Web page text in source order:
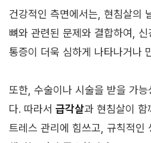
건강적인 측면에서는, 현침살의
뼈와 관련된 문제와 결합하여,
통증이 더욱 심하게 나타나거나
또한, 수술이나 시술을 받을 가
다. 따라서 급각살과 현침살이 함
트레스 관리에 힘쓰고, 규칙적인